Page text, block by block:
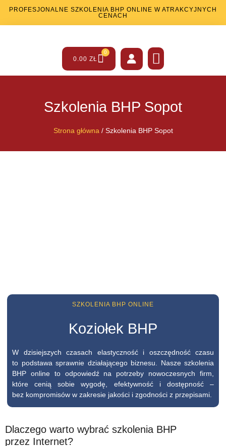
PROFESJONALNE SZKOLENIA BHP ONLINE W ATRAKCYJNYCH
CENACH
0.00ZŁ
0
Szkolenia BHP Sopot
Strona główna / Szkolenia BHP Sopot
SZKOLENIA BHP ONLINE
Koziołek BHP
W dzisiejszych czasach elastyczność i oszczędność czasu
to podstawa sprawnie działającego biznesu. Nasze szkolenia
BHP online to odpowiedź na potrzeby nowoczesnych firm,
które cenią sobie wygodę, efektywność i dostępność –
bez kompromisów w zakresie jakości i zgodności z przepisami.
Dlaczego warto wybrać szkolenia BHP
przez Internet?